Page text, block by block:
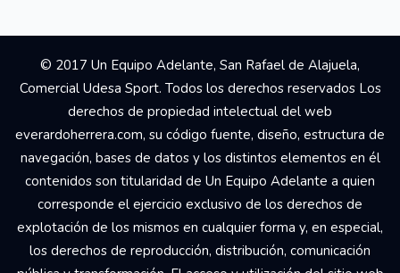
© 2017 Un Equipo Adelante, San Rafael de Alajuela,
Comercial Udesa Sport. Todos los derechos reservados Los
derechos de propiedad intelectual del web
everardoherrera.com, su código fuente, diseño, estructura de
navegación, bases de datos y los distintos elementos en él
contenidos son titularidad de Un Equipo Adelante a quien
corresponde el ejercicio exclusivo de los derechos de
explotación de los mismos en cualquier forma y, en especial,
los derechos de reproducción, distribución, comunicación